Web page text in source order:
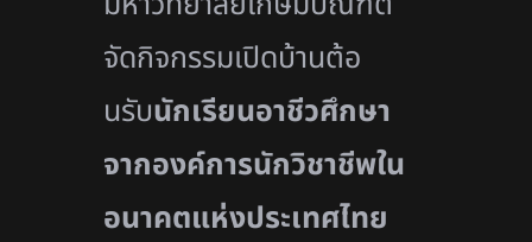
จัดกิจกรรมเปิดบ้านต้อ
นรับนักเรียนอาชีวศึกษา
จากองค์การนักวิชาชีพใน
อนาคตแห่งประเทศไทย